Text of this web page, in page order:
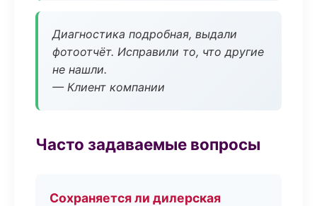
Диагностика подробная, выдали
фотоотчёт. Исправили то, что другие
не нашли.
— Клиент компании
Часто задаваемые вопросы
Сохраняется ли дилерская